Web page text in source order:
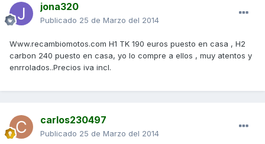
jona320
Publicado 25 de Marzo del 2014
Www.recambiomotos.com H1 TK 190 euros puesto en casa , H2
carbon 240 puesto en casa, yo lo compre a ellos , muy atentos y
enrrolados..Precios iva incl.
carlos230497
Publicado 25 de Marzo del 2014